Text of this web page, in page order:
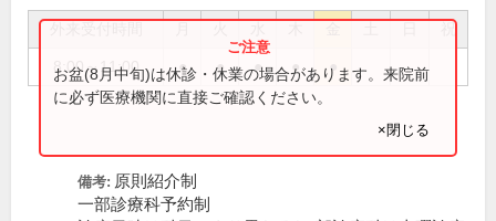
祝
8:00～11:00 ● ● ● ● ●
お盆(8月中旬)は休診・休業の場合があります。来院前
に必ず医療機関に直接ご確認ください。
×閉じる
備考: 原則紹介制
一部診療科予約制